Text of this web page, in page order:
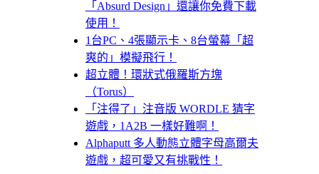
「Absurd Design」還讓你免費下載
使用！
1台PC、4張顯示卡、8台螢幕「超
爽的」模擬飛行！
超立體！環狀式俄羅斯方塊
（Torus）
「注得了」注音版 WORDLE 猜字
遊戲，1A2B 一樣好難啊！
Alphaputt 多人動態立體字母高爾夫
遊戲，超可愛又有挑戰性！